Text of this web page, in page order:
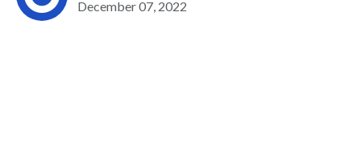
December 07, 2022